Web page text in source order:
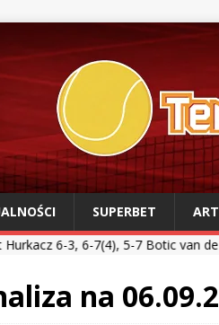
SUPERBET
5-7 Botic van de Zandschulp
na